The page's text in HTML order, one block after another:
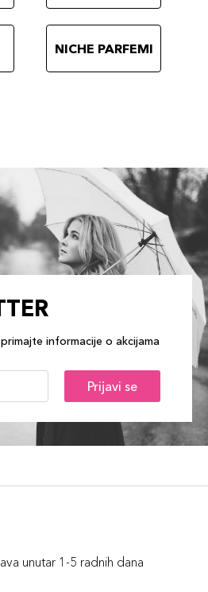
NICHE PARFEMI
informacije o akcijama
Prijavi se
unutar 1-5 radnih dana